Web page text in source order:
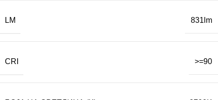
LM 831lm
CRI >=90